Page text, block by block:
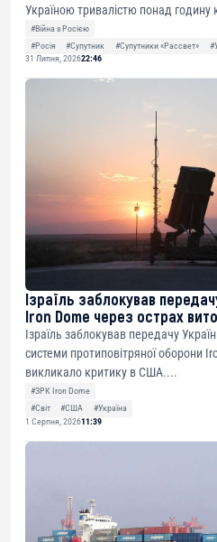
Україною тривалістю понад годину
#Війна з Росією
#Росія
#Супутник #Супутники «Рассвет»
31 Липня, 202622:46
Ізраїль заблокував
Iron Dome через острах
Ізраїль заблокував передачу
системи протиповітряної оборони
викликало критику в США....
#ЗРК Iron Dome
#Світ
#США
#Україна
1 Серпня, 202611:39